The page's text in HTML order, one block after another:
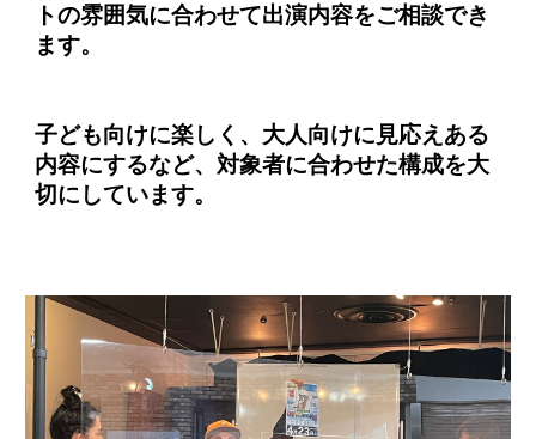
トの雰囲気に合わせて出演内容をご相談でき
ます。
子ども向けに楽しく、大人向けに見応えある
内容にするなど、対象者に合わせた構成を大
切にしています。